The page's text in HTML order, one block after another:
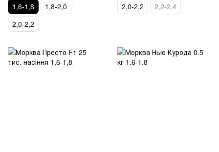
1,6-1,8
1,8-2,0
2,0-2,2
2,0-2,2
2,2-2,4